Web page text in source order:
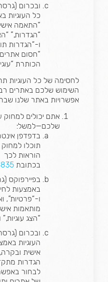
כל העוגיות
“התאמה
“הגדרות,”
ו-“הגדרות
“חסום
הכותרת
לחסימה של כל העוגיות
השימוש שלכם באתרים
אפשרויות באתר שלנו
אתם יכולים
שלכם—למשל:
תוכלו למחוק
הוראות לכך
בכתובת
באמצעות
ו-
מותאמות
“הצג
העוגיות
אישית
הגדרות
לבחור